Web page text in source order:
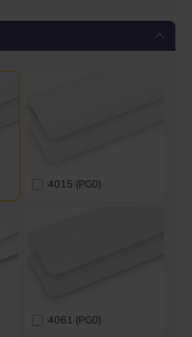
4015 (PG0)
4061 (PG0)